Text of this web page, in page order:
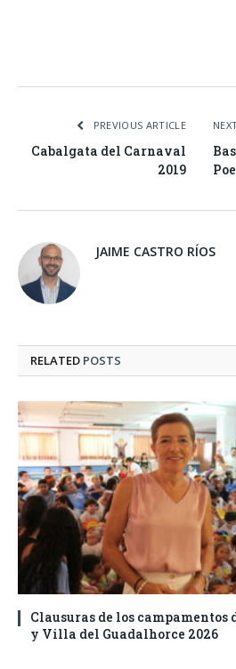
PREVIOUS ARTICLE
Cabalgata del Carnaval
2019
JAIME CASTRO RÍOS
RELATED POSTS
Clausuras de los
y Villa del Guadalhorce 2026